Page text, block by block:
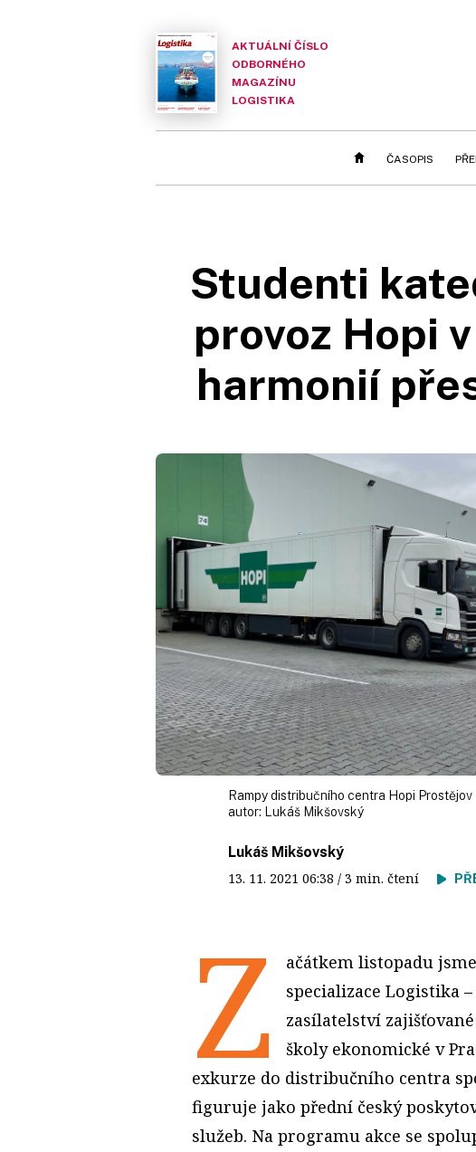
AKTUÁLNÍ ČÍSLO
ODBORNÉHO
MAGAZÍNU
LOGISTIKA
ČASOPIS
Studenti
provoz Hopi
harmonií
Rampy distribučního centra Hopi Prostějov
autor: Lukáš Mikšovský
Lukáš Mikšovský
13. 11. 2021 06:38 / 3 min. čtení
Z
ačátkem listopadu
specializace Logistika
zasílatelství
školy ekonomické v
exkurze do distribučního centra
figuruje jako přední český
služeb. Na programu akce se